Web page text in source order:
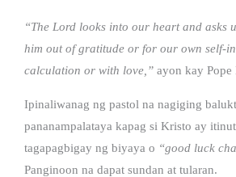
“The Lord looks into our heart and asks
him out of gratitude or for our own self-
calculation or with love,” ayon kay Pope
Ipinaliwanag ng pastol na nagiging
pananampalataya kapag si Kristo ay
tagapagbigay ng biyaya o “good luck
Panginoon na dapat sundan at tularan.